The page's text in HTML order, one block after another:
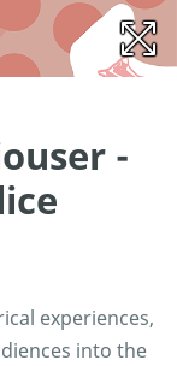
-
experiences,
into the